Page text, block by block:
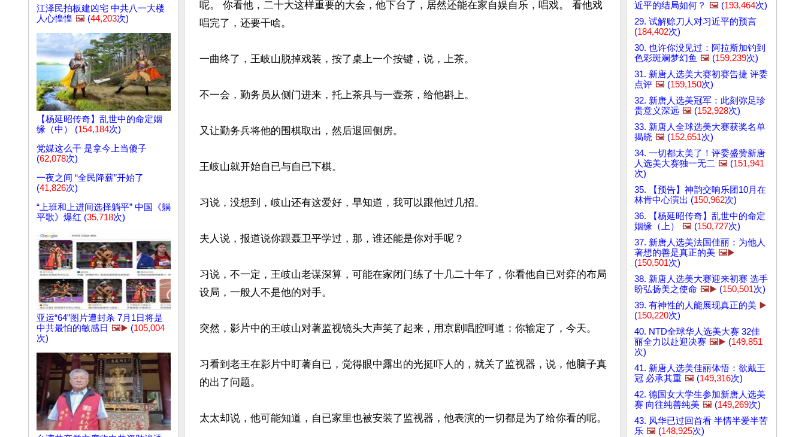
江泽民拍板建凶宅 中共八一大楼
人心惶惶 🖼️ (44,203次)
【杨延昭传奇】乱世中的命定姻
缘（中） (154,184次)
党媒这么干 是拿今上当傻子
(62,078次)
一夜之间 “全民降薪”开始了
(41,826次)
“上班和上进间选择躺平” 中国《躺
平歌》爆红 (35,718次)
亚运“64”图片遭封杀 7月1日将是
中共最怕的敏感日 🖼️▶️ (105,004
次)
呢。 你看他，二十大这样重要的大会，他下台了，居然还能在家自娱自乐，唱戏。 看他戏
唱完了，还要干啥。
一曲终了，王岐山脱掉戏装，按了桌上一个按键，说，上茶。
不一会，勤务员从侧门进来，托上茶具与一壶茶，给他斟上。
又让勤务兵将他的围棋取出，然后退回侧房。
王岐山就开始自已与自已下棋。
习说，没想到，岐山还有这爱好，早知道，我可以跟他过几招。
夫人说，报道说你跟聂卫平学过，那，谁还能是你对手呢？
习说，不一定，王岐山老谋深算，可能在家闭门练了十几二十年了，你看他自已对弈的布局
设局，一般人不是他的对手。
突然，影片中的王岐山对著监视镜头大声笑了起来，用京剧唱腔呵道：你输定了，今天。
习看到老王在影片中盯著自已，觉得眼中露出的光挺吓人的，就关了监视器，说，他脑子真
的出了问题。
太太却说，他可能知道，自已家里也被安装了监视器，他表演的一切都是为了给你看的呢。
近平的结局如何？ 🖼️ (193,464次)
29. 试解赊刀人对习近平的预言
(184,402次)
30. 也许你没见过：阿拉斯加钓到
色彩斑斓梦幻鱼 🖼️ (159,239次)
31. 新唐人选美大赛初赛告捷 评委
点评 🖼️ (159,150次)
32. 新唐人选美冠军：此刻弥足珍
贵意义深远 🖼️ (152,928次)
33. 新唐人全球选美大赛获奖名单
揭晓 🖼️ (152,651次)
34. 一切都太美了！评委盛赞新唐
人选美大赛独一无二 🖼️ (151,941
次)
35. 【预告】神韵交响乐团10月在
林肯中心演出 (150,962次)
36. 【杨延昭传奇】乱世中的命定
姻缘（上）
🖼️ (150,727次)
37. 新唐人选美法国佳丽：为他人
著想的善是真正的美 🖼️▶️
(150,501次)
38. 新唐人选美大赛迎来初赛 选手
盼弘扬美之使命 🖼️▶️ (150,501次)
39. 有神性的人能展现真正的美 ▶️
(150,220次)
40. NTD全球华人选美大赛 32佳
丽全力以赴迎决赛 🖼️▶️ (149,851
次)
41. 新唐人选美佳丽体悟：欲戴王
冠 必承其重 🖼️ (149,316次)
42. 德国女大学生参加新唐人选美
赛 向往纯善纯美 🖼️ (149,269次)
43. 风华已过回首看 半情半爱半苦
乐 🖼️ (148,925次)